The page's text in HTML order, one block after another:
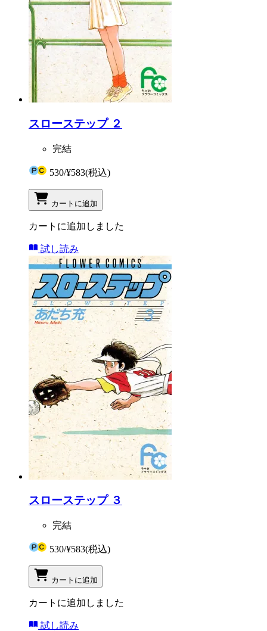
スローステップ ２
完結
530/¥583(税込)
カートに追加
カートに追加しました
試し読み
スローステップ ３
完結
530/¥583(税込)
カートに追加
カートに追加しました
試し読み